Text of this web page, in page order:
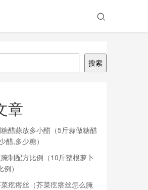
搜索
章
醋蒜放多小醋（5斤蒜做糖醋
醋,多少糖）
制配方比例（10斤整根萝卜
）
疙瘩丝（芥菜疙瘩丝怎么腌